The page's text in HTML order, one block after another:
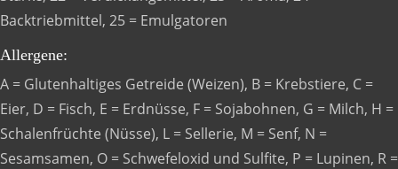
Backtriebmittel, 25 = Emulgatoren
Allergene:
A = Glutenhaltiges Getreide (Weizen), B = Krebstiere, C =
Eier, D = Fisch, E = Erdnüsse, F = Sojabohnen, G = Milch, H =
Schalenfrüchte (Nüsse), L = Sellerie, M = Senf, N =
Sesamsamen, O = Schwefeloxid und Sulfite, P = Lupinen, R =